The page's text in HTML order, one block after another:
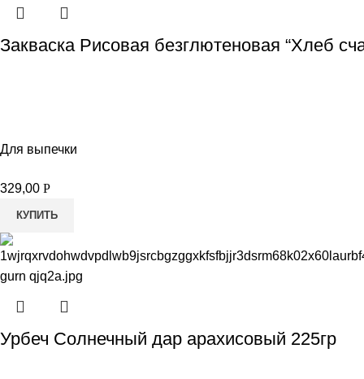
Закваска Рисовая безглютеновая “Хлеб
Для выпечки
329,00 Р
КУПИТЬ
Урбеч Солнечный дар арахисовый 225гр